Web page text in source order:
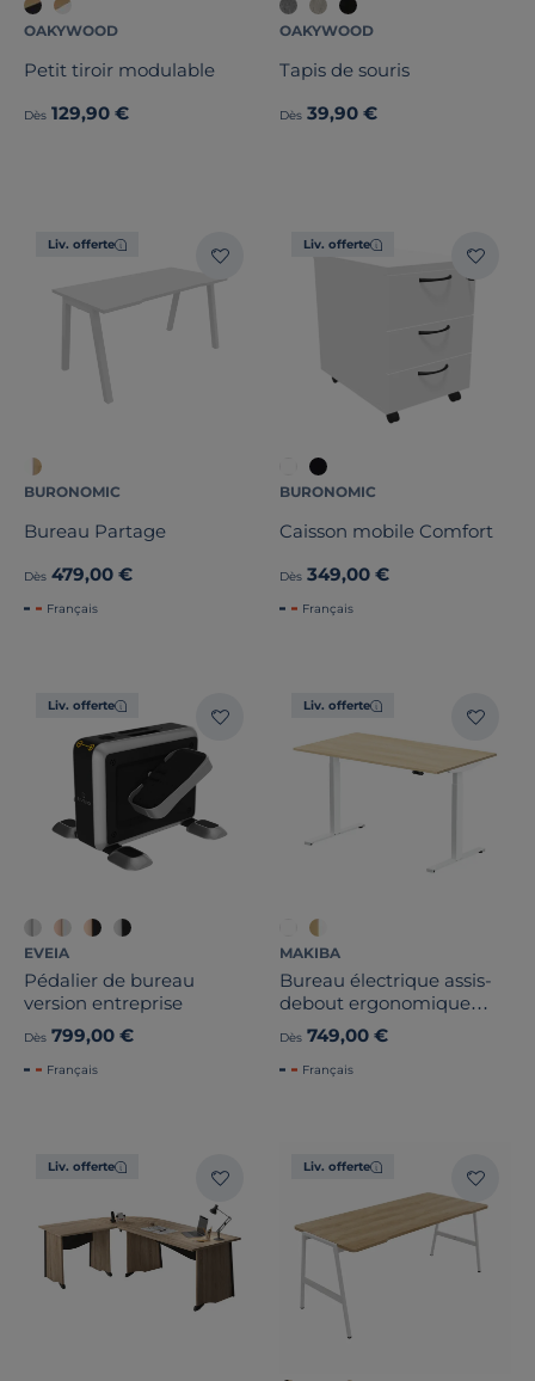
OAKYWOOD
Petit tiroir modulable
Dès 129,90 €
OAKYWOOD
Tapis de souris
Dès 39,90 €
Liv. offerte
BURONOMIC
Bureau Partage
Dès 479,00 €
Français
Liv. offerte
BURONOMIC
Caisson mobile Comfort
Dès 349,00 €
Français
Liv. offerte
EVEIA
Pédalier de bureau
version entreprise
Dès 799,00 €
Français
Liv. offerte
MAKIBA
Bureau électrique assis-
debout ergonomique
Max
Dès 749,00 €
Français
Liv. offerte Liv. offerte